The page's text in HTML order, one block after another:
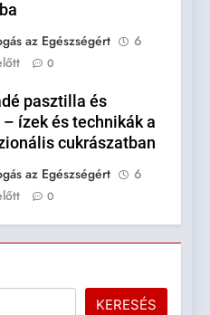
az Egészségért
6
0
pasztilla és
– ízek és technikák a
cukrászatban
az Egészségért
6
0
KERESÉS